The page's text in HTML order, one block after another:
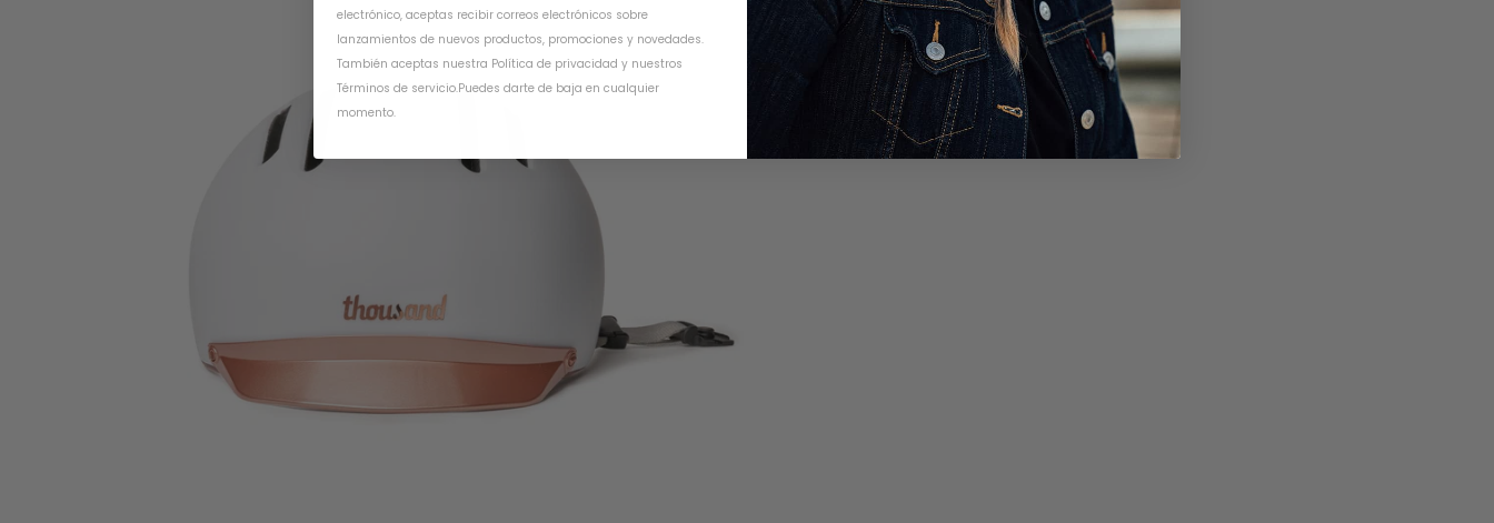
electrónico, aceptas recibir correos electrónicos sobre
lanzamientos de nuevos productos, promociones y novedades.
También aceptas nuestra Política de privacidad y nuestros
Términos de servicio.Puedes darte de baja en cualquier
momento.